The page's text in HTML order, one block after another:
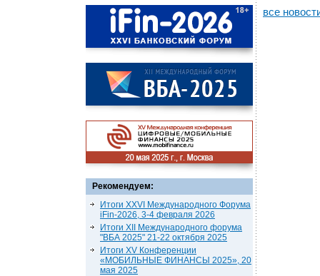
Рекомендуем:
Итоги XXVI Международного Форума
iFin-2026, 3-4 февраля 2026
Итоги XII Международного форума
"ВБА 2025" 21-22 октября 2025
Итоги XV Конференции
«МОБИЛЬНЫЕ ФИНАНСЫ 2025», 20
мая 2025
все